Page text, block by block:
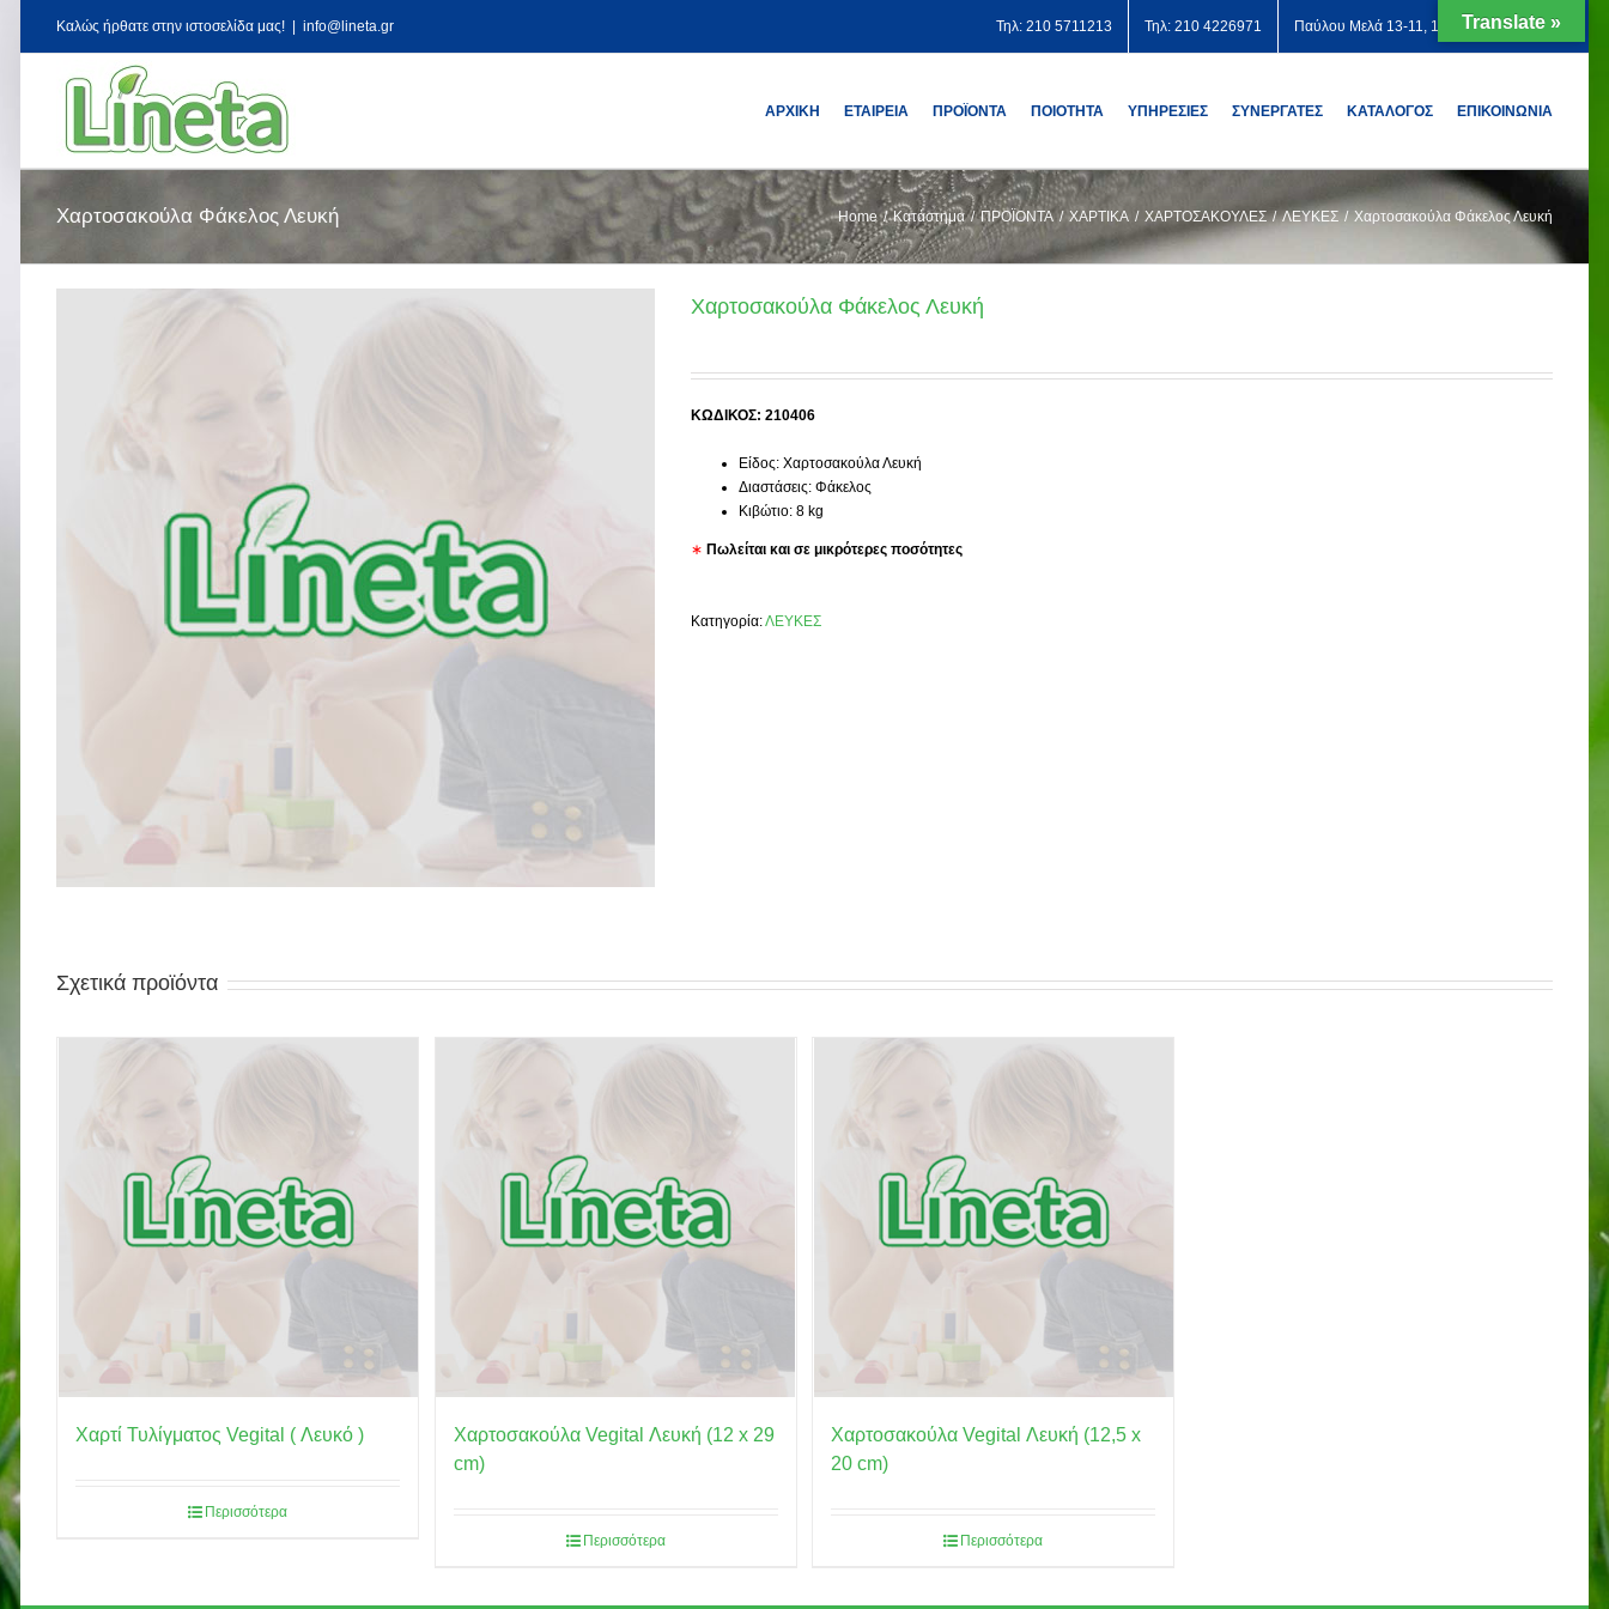
Kαλώς ήρθατε στην ιστοσελίδα μας! info@lineta.gr Τηλ: 210 5711213 Τηλ: 210 4226971 Παύλου Μελά 13-11, 12131 Περιστέρι
ΑΡΧΙΚΗ ΕΤΑΙΡΕΙΑ ΠΡΟΪΟΝΤΑ ΠΟΙΟΤΗΤΑ ΥΠΗΡΕΣΙΕΣ ΣΥΝΕΡΓΑΤΕΣ ΚΑΤΑΛΟΓΟΣ ΕΠΙΚΟΙΝΩΝΙΑ
Χαρτοσακούλα Φάκελος Λευκή Home / Κατάστημα / ΠΡΟΪΟΝΤΑ / ΧΑΡΤΙΚΑ / ΧΑΡΤΟΣΑΚΟΥΛΕΣ / ΛΕΥΚΕΣ / Χαρτοσακούλα Φάκελος Λευκή
Χαρτοσακούλα Φάκελος Λευκή
ΚΩΔΙΚΟΣ: 210406
Είδος: Χαρτοσακούλα Λευκή
Διαστάσεις: Φάκελος
Κιβώτιο: 8 kg
∗ Πωλείται και σε μικρότερες ποσότητες
Κατηγορία:ΛΕΥΚΕΣ
Σχετικά προϊόντα
Χαρτί Τυλίγματος Vegital ( Λευκό )
Περισσότερα
Χαρτοσακούλα Vegital Λευκή (12 x 29
cm)
Περισσότερα
Χαρτοσακούλα Vegital Λευκή (12,5 x
20 cm)
Περισσότερα
Translate »